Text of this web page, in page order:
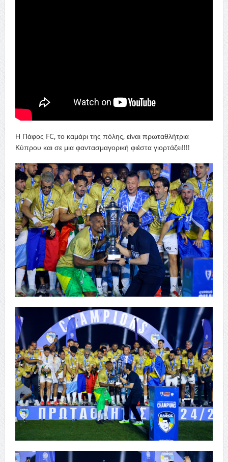
Η Πάφος FC, το καμάρι της πόλης, είναι πρωταθλήτρια
Κύπρου και σε μια φαντασμαγορική φιέστα γιορτάζει!!!!